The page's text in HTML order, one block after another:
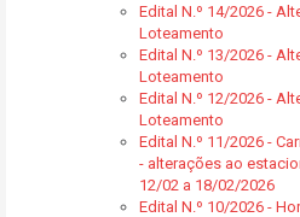
Edital N.º 14/2026 -
Loteamento
Edital N.º 13/2026 -
Loteamento
Edital N.º 12/2026 -
Loteamento
Edital N.º 11/2026 -
- alterações ao
12/02 a 18/02/2026
Edital N.º 10/2026 -